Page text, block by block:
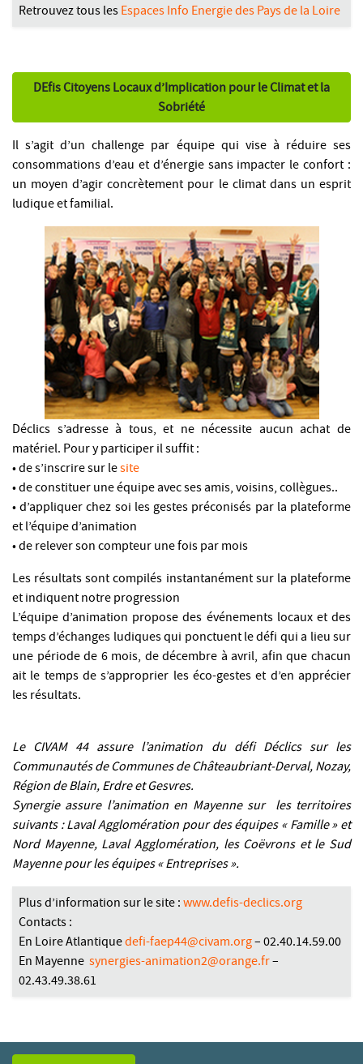
Retrouvez tous les Espaces Info Energie des Pays de la Loire
DEfis Citoyens Locaux d’Implication pour le Climat et la
Sobriété
Il s’agit d’un challenge par équipe qui vise à réduire ses
consommations d’eau et d’énergie sans impacter le confort :
un moyen d’agir concrètement pour le climat dans un esprit
ludique et familial.
Déclics s’adresse à tous, et ne nécessite aucun achat de
matériel. Pour y participer il suffit :
• de s’inscrire sur lesite
• de constituer une équipe avec ses amis, voisins, collègues..
• d’appliquer chez soi les gestes préconisés par la plateforme
et l’équipe d’animation
• de relever son compteur une fois par mois
Les résultats sont compilés instantanément sur la plateforme
et indiquent notre progression
L’équipe d’animation propose des événements locaux et des
temps d’échanges ludiques qui ponctuent le défi qui a lieu sur
une période de 6 mois, de décembre à avril, afin que chacun
ait le temps de s’approprier les éco-gestes et d’en apprécier
les résultats.
Le CIVAM 44 assure l’animation du défi Déclics sur les
Communautés de Communes de Châteaubriant-Derval, Nozay,
Région de Blain, Erdre et Gesvres.
Synergie assure l’animation en Mayenne sur les territoires
suivants : Laval Agglomération pour des équipes « Famille » et
Nord Mayenne, Laval Agglomération, les Coëvrons et le Sud
Mayenne pour les équipes « Entreprises ».
Plus d’information sur le site : www.defis-declics.org
Contacts :
En Loire Atlantiquedefi-faep44@civam.org– 02.40.14.59.00
En Mayenne synergies-animation2@orange.fr–
02.43.49.38.61